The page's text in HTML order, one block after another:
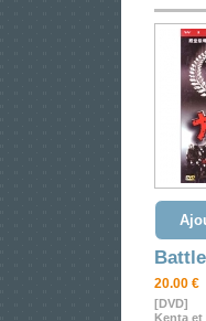
20.00 €
[DVD]
Kenta et